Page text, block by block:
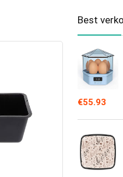
Best
€55.93